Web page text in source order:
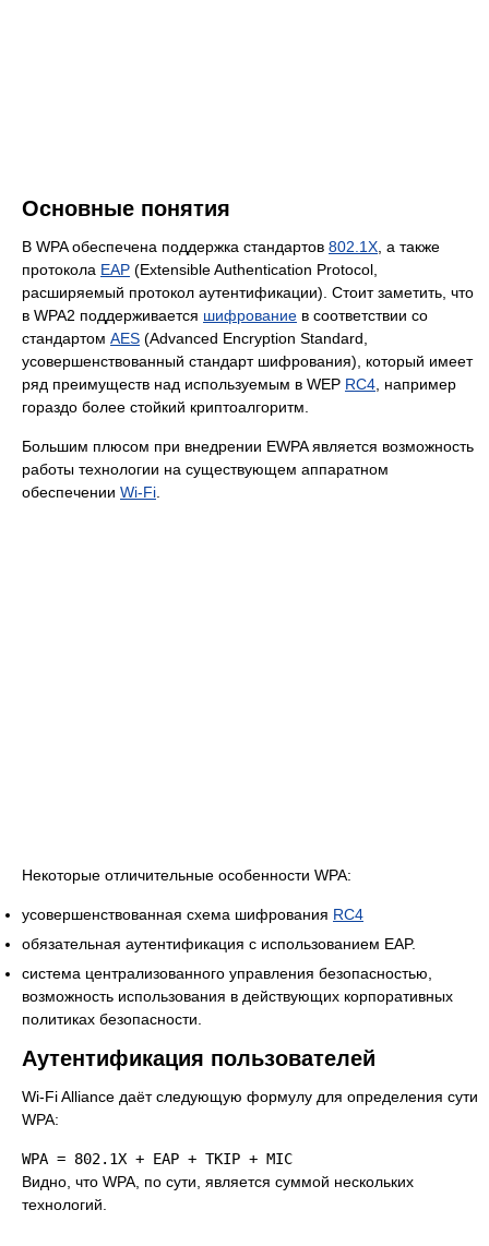
Основные понятия
В WPA обеспечена поддержка стандартов 802.1X , а также
протокола EAP (Extensible Authentication Protocol,
расширяемый протокол аутентификации). Стоит заметить, что
в WPA2 поддерживается шифрование в соответствии со
стандартом AES (Advanced Encryption Standard,
усовершенствованный стандарт шифрования), который имеет
ряд преимуществ над используемым в WEP RC4 , например
гораздо более стойкий криптоалгоритм.
Большим плюсом при внедрении EWPA является возможность
работы технологии на существующем аппаратном
обеспечении Wi-Fi
Некоторые отличительные особенности WPA:
усовершенствованная схема шифрования RC4
обязательная аутентификация с использованием EAP.
система централизованного управления безопасностью,
возможность использования в действующих корпоративных
политиках безопасности.
Аутентификация пользователей
Wi-Fi Alliance даёт следующую формулу для определения сути
WPA:
Видно, что WPA, по сути, является суммой нескольких
технологий.